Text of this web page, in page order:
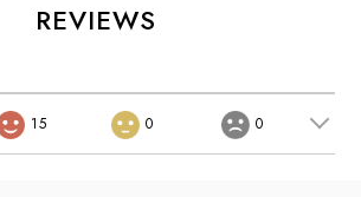
REVIEWS
15 0 0